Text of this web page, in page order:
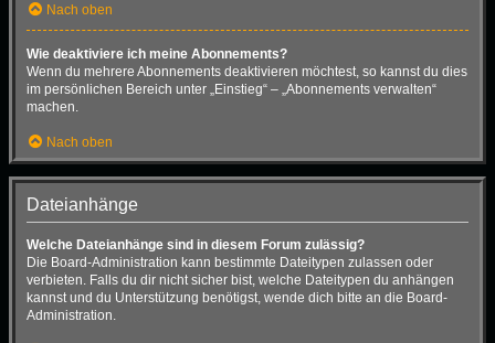
Nach oben
Wie deaktiviere ich meine Abonnements?
Wenn du mehrere Abonnements deaktivieren möchtest, so kannst du dies
im persönlichen Bereich unter „Einstieg“ – „Abonnements verwalten“
machen.
Nach oben
Dateianhänge
Welche Dateianhänge sind in diesem Forum zulässig?
Die Board-Administration kann bestimmte Dateitypen zulassen oder
verbieten. Falls du dir nicht sicher bist, welche Dateitypen du anhängen
kannst und du Unterstützung benötigst, wende dich bitte an die Board-
Administration.